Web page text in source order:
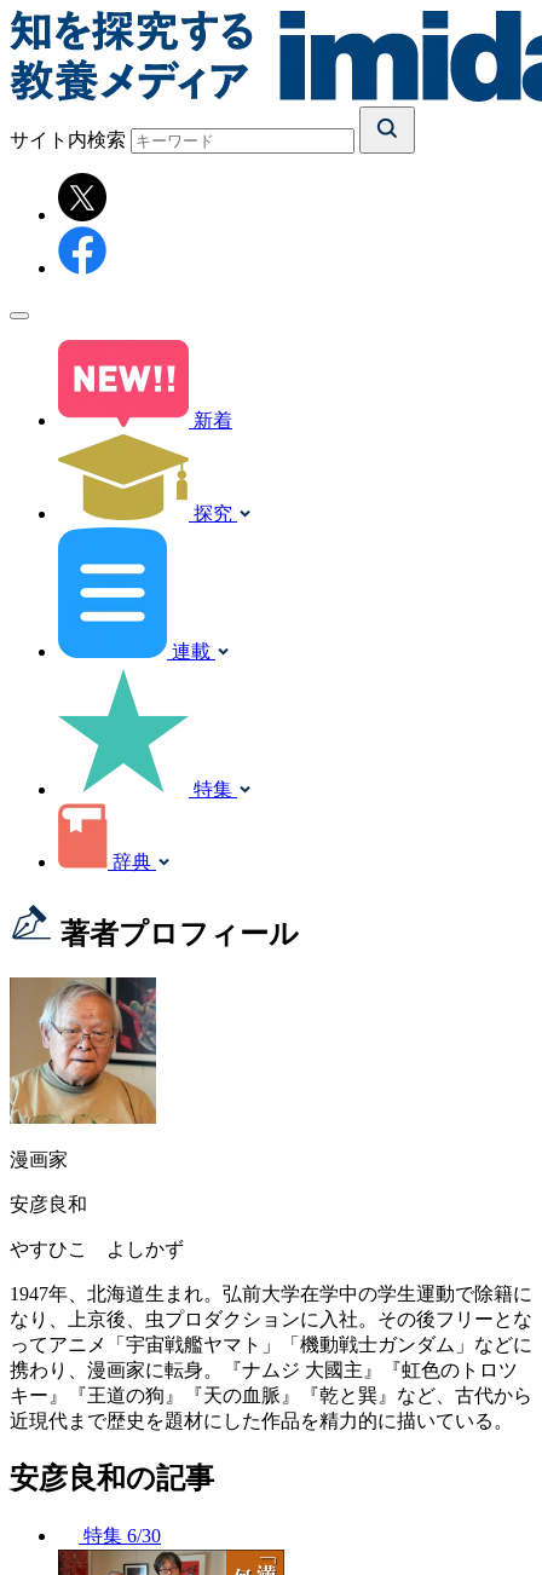
サイト内検索
新着
探究
連載
特集
辞典
著者プロフィール
漫画家
安彦良和
やすひこ よしかず
1947年、北海道生まれ。弘前大学在学中の学生運動で除籍に
なり、上京後、虫プロダクションに入社。その後フリーとな
ってアニメ「宇宙戦艦ヤマト」「機動戦士ガンダム」などに
携わり、漫画家に転身。『ナムジ 大國主』『虹色のトロツ
キー』『王道の狗』『天の血脈』『乾と巽』など、古代から
近現代まで歴史を題材にした作品を精力的に描いている。
安彦良和の記事
特集 6/30